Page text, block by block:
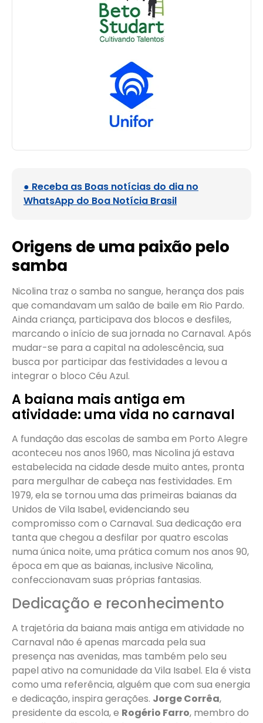
● Receba as Boas notícias do dia no
WhatsApp do Boa Notícia Brasil
Origens de uma paixão pelo
samba
Nicolina traz o samba no sangue, herança dos pais
que comandavam um salão de baile em Rio Pardo.
Ainda criança, participava dos blocos e desfiles,
marcando o início de sua jornada no Carnaval. Após
mudar-se para a capital na adolescência, sua
busca por participar das festividades a levou a
integrar o bloco Céu Azul.
A baiana mais antiga em
atividade: uma vida no carnaval
A fundação das escolas de samba em Porto Alegre
aconteceu nos anos 1960, mas Nicolina já estava
estabelecida na cidade desde muito antes, pronta
para mergulhar de cabeça nas festividades. Em
1979, ela se tornou uma das primeiras baianas da
Unidos de Vila Isabel, evidenciando seu
compromisso com o Carnaval. Sua dedicação era
tanta que chegou a desfilar por quatro escolas
numa única noite, uma prática comum nos anos 90,
época em que as baianas, inclusive Nicolina,
confeccionavam suas próprias fantasias.
Dedicação e reconhecimento
A trajetória da baiana mais antiga em atividade no
Carnaval não é apenas marcada pela sua
presença nas avenidas, mas também pelo seu
papel ativo na comunidade da Vila Isabel. Ela é vista
como uma referência, alguém que com sua energia
e dedicação, inspira gerações. Jorge Corrêa,
presidente da escola, e Rogério Farro, membro do